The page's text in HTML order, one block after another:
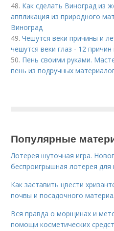
48. Как сделать Виноград из
аппликация из природного
Виноград
49.Чешутся веки причины и
чешутся веки глаз - 12 причин
50. Пень своими руками.
пень из подручных
Популярные
Лотерея шуточная игра.
беспроигрышная лотерея для
Как заставить цвести
почвы и посадочного
Вся правда о морщинах и
помощи косметических